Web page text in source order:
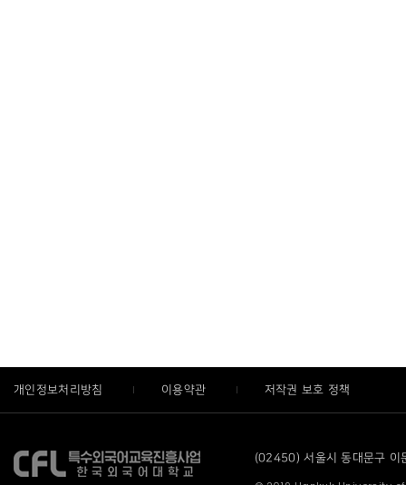
개인정보처리방침 이용약관 저작권 보호 정책
(02450) 서울시 동대문구